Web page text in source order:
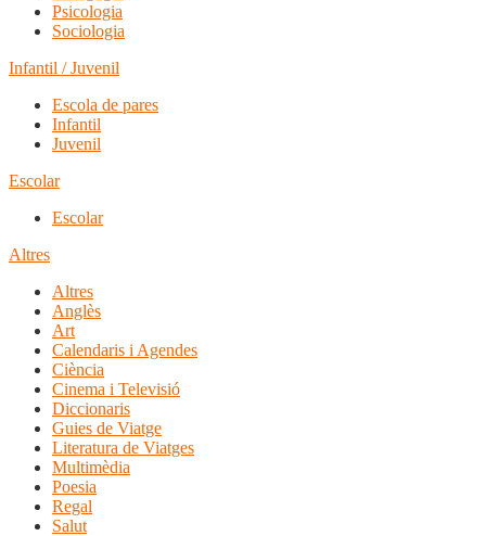
Psicologia
Sociologia
Infantil / Juvenil
Escola de pares
Infantil
Juvenil
Escolar
Escolar
Altres
Altres
Anglès
Art
Calendaris i Agendes
Ciència
Cinema i Televisió
Diccionaris
Guies de Viatge
Literatura de Viatges
Multimèdia
Poesia
Regal
Salut